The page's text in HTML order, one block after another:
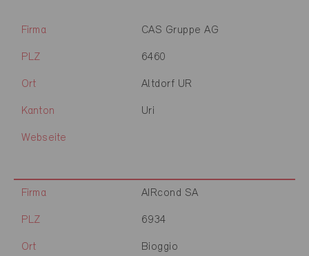
Firma CAS Gruppe AG
PLZ 6460
Ort Altdorf UR
Kanton Uri
Webseite
Firma AIRcond SA
PLZ 6934
Ort Bioggio